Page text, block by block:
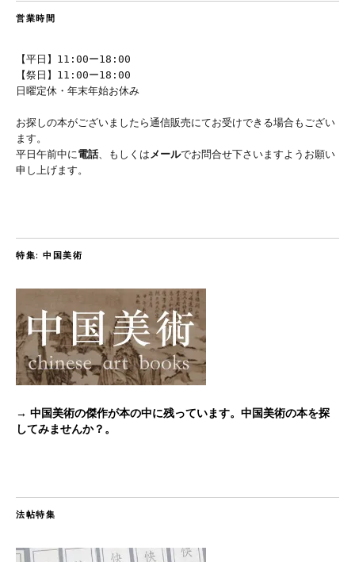
営業時間
【平日】11:00ー18:00
【祭日】11:00ー18:00
日曜定休・年末年始お休み
お探しの本がございましたら通信販売にてお受けできる場合もござい
ます。
平日午前中に 電話 、もしくは メールでお問合せ下さいますようお願い
申し上げます。
特集: 中国美術
→ 中国美術の傑作が本の中に残っています。中国美術の本を探
してみませんか？。
法帖特集